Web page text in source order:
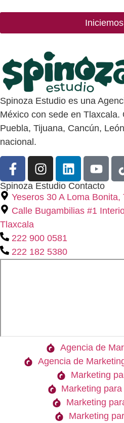
Spinoza Estudio es una
México con sede en Tlaxcala.
Puebla, Tijuana, Cancún,
nacional.
Spinoza Estudio Contacto
Yeseros 30 A Loma Bonita,
Calle Bugambilias #1
Tlaxcala
222 900 0581
222 182 5380
Agencia de
Agencia de
Marketing
Marketing
Marketing
Marketing